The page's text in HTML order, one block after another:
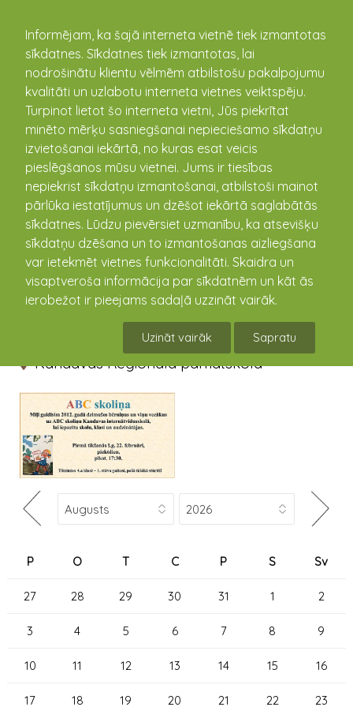
Informējam, ka šajā interneta vietnē tiek izmantotas
sīkdatnes. Sīkdatnes tiek izmantotas, lai
nodrošinātu klientu vēlmēm atbilstošu pakalpojumu
kvalitāti un uzlabotu interneta vietnes veiktspēju.
Turpinot lietot šo interneta vietni, Jūs piekrītat
minēto mērķu sasniegšanai nepieciešamo sīkdatņu
izvietošanai iekārtā, no kuras esat veicis
pieslēgšanos mūsu vietnei. Jums ir tiesības
nepiekrist sīkdatņu izmantošanai, atbilstoši mainot
pārlūka iestatījumus un dzēšot iekārtā saglabātās
sīkdatnes. Lūdzu pievērsiet uzmanību, ka atsevišķu
sīkdatņu dzēšana un to izmantošanas aizliegšana
var ietekmēt vietnes funkcionalitāti. Skaidra un
visaptveroša informācija par sīkdatnēm un kāt ās
ierobežot ir pieejams sadaļā uzzināt vairāk.
Uzināt vairāk Sapratu
kandava.lv
PASĀKUMU
KALENDĀRS
ABC skoliņa KIVS
Kandavas Reģionālā pamatskola
P O T C P S Sv
27 28 29 30 31 1 2
3 4 5 6 7 8 9
10 11 12 13 14 15 16
17 18 19 20 21 22 23